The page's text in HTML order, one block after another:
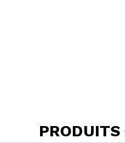
PRODUITS